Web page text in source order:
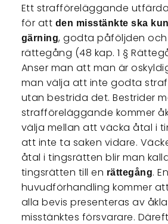
Ett strafföreläggande
för att den misstänkte ska
gärning, godta påföljden
rättegång (48 kap. 1 §
Anser man att man är
man välja att inte godta
utan bestrida det. Bestrider
strafföreläggande kommer
välja mellan att väcka åtal i
att inte ta saken vidare.
åtal i tingsrätten blir man
tingsrätten till en rättegång. En
huvudförhandling kommer
alla bevis presenteras av
misstänktes försvarare.